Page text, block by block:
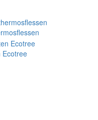
Ecotree